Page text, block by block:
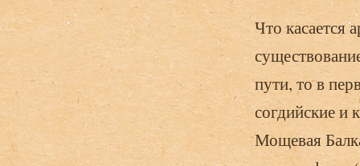
Что касается
пути, то в
согдийские и
Мощевая